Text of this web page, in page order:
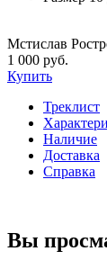
Мстислав
1 000 руб.
Купить
Треклист
Наличие
Доставка
Справка
Вы